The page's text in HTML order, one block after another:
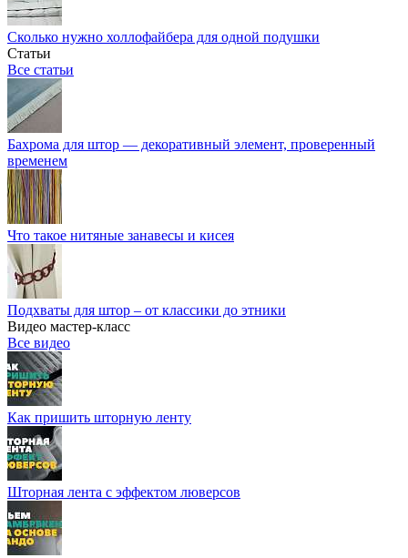
Сколько нужно холлофайбера для одной подушки
Статьи
Все статьи
Бахрома для штор — декоративный элемент, проверенный
временем
Что такое нитяные занавесы и кисея
Подхваты для штор – от классики до этники
Видео мастер-класс
Все видео
Как пришить шторную ленту
Шторная лента с эффектом люверсов